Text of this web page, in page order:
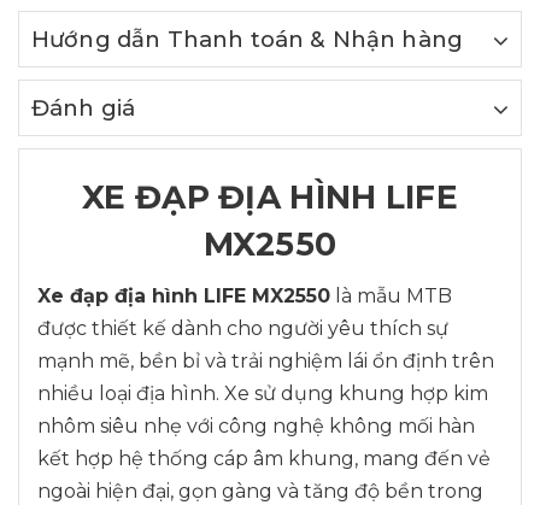
Hướng dẫn Thanh toán & Nhận hàng
Đánh giá
XE ĐẠP ĐỊA HÌNH LIFE
MX2550
Xe đạp địa hình LIFE MX2550 là mẫu MTB
được thiết kế dành cho người yêu thích sự
mạnh mẽ, bền bỉ và trải nghiệm lái ổn định trên
nhiều loại địa hình. Xe sử dụng khung hợp kim
nhôm siêu nhẹ với công nghệ không mối hàn
kết hợp hệ thống cáp âm khung, mang đến vẻ
ngoài hiện đại, gọn gàng và tăng độ bền trong